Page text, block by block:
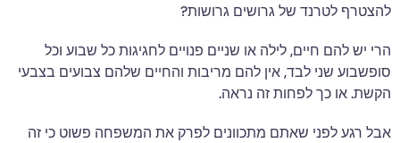
להצטרף לטרנד של גרושים גרושות?
הרי יש להם חיים, לילה או שניים פנויים לחגיגות כל שבוע וכל
סופשבוע שני לבד, אין להם מריבות והחיים שלהם צבועים בצבעי
הקשת. או כך לפחות זה נראה.
אבל רגע לפני שאתם מתכוונים לפרק את המשפחה פשוט כי זה